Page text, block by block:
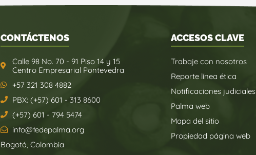
CONTÁCTENOS
Calle 98 No. 70 - 91 Piso 14 y 15
Centro Empresarial Pontevedra
+57 321 308 4882
PBX: (+57) 601 - 313 8600
(+57) 601 - 794 5474
info@fedepalma.org
Bogotá, Colombia
ACCESOS CLAVE
Trabaje con nosotros
Reporte línea ética
Notificaciones judiciales
Palma web
Mapa del sitio
Propiedad página web